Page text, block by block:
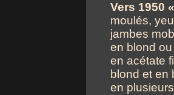
Vers 1950
moulés,
jambes
en blond
en acétate
blond et en
en